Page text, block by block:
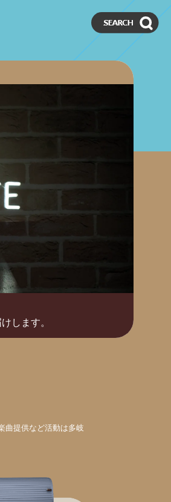
します。
曲提供など活動は多岐